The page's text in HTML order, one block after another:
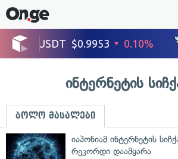
ინტერნეტის
ბოლო მასალები
იაპონიამ ინტერნეტის
რეკორდი დაამყარა